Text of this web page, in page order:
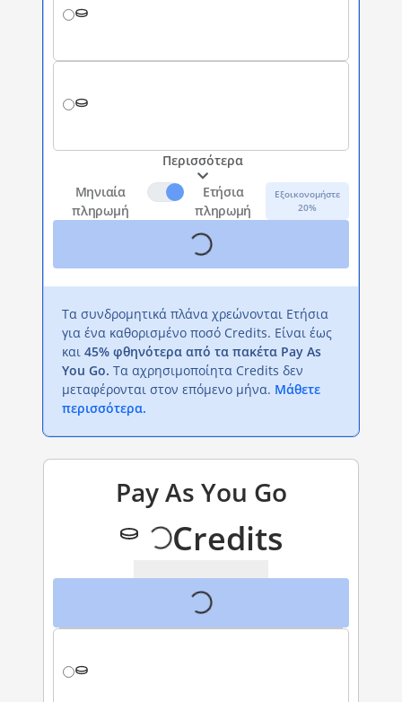
Περισσότερα
Μηνιαία
πληρωμή
Ετήσια
πληρωμή
Εξοικονομήστε
20%
Τα συνδρομητικά πλάνα χρεώνονται Ετήσια
για ένα καθορισμένο ποσό Credits. Είναι έως
και 45% φθηνότερα από τα πακέτα Pay As
You Go. Τα αχρησιμοποίητα Credits δεν
μεταφέρονται στον επόμενο μήνα. Μάθετε
περισσότερα.
Pay As You Go
Credits